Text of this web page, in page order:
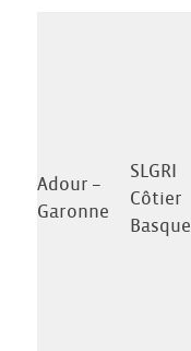
Adour –
Garonne
SLGRI
Côtier
Basque